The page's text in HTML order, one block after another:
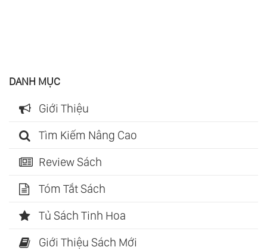
DANH MỤC
Giới Thiệu
Tìm Kiếm Nâng Cao
Review Sách
Tóm Tắt Sách
Tủ Sách Tinh Hoa
Giới Thiệu Sách Mới